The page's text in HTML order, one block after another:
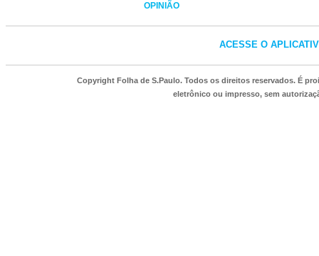
OPINIÃO
ACESSE O
Copyright Folha de S.Paulo. Todos os direitos reservados. É
eletrônico ou impresso, sem